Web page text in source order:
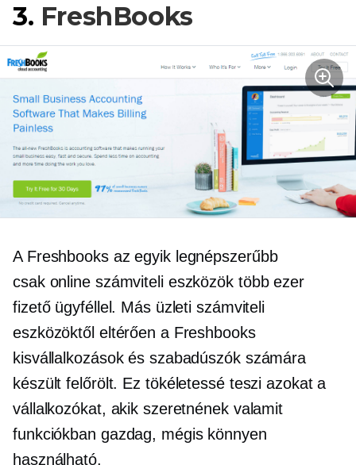
3. FreshBooks
A Freshbooks az egyik legnépszerűbb
csak onlineszámviteli eszközök több ezer
fizető ügyféllel. Más üzleti számviteli
eszközöktől eltérően a Freshbooks
kisvállalkozások és szabadúszók számára
készültfelőrölt. Ez tökéletessé teszi azokat a
vállalkozókat, akik szeretnének valamit
funkciókban gazdag, mégis könnyen
használható.